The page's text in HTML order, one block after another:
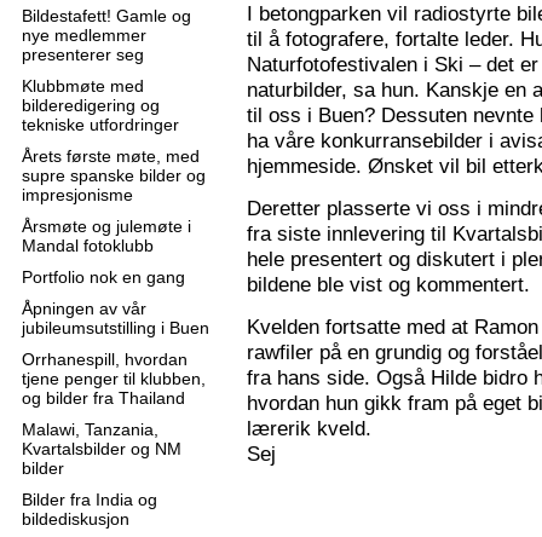
Bildestafett! Gamle og
nye medlemmer
presenterer seg
Klubbmøte med
bilderedigering og
tekniske utfordringer
Årets første møte, med
supre spanske bilder og
impresjonisme
Årsmøte og julemøte i
Mandal fotoklubb
Portfolio nok en gang
Åpningen av vår
jubileumsutstilling i Buen
Orrhanespill, hvordan
tjene penger til klubben,
og bilder fra Thailand
Malawi, Tanzania,
Kvartalsbilder og NM
bilder
Bilder fra India og
bildediskusjon
I betongparken vil radiostyrte
til å fotografere, fortalte leder.
Naturfotofestivalen i Ski – det
naturbilder, sa hun. Kanskje en
til oss i Buen? Dessuten
ha våre konkurransebilder i
hjemmeside. Ønsket vil bil
Deretter plasserte vi oss i
fra siste innlevering til
hele presentert og diskutert i
bildene ble vist og kommentert.
Kvelden fortsatte med at
rawfiler på en grundig og
fra hans side. Også Hilde bidro
hvordan hun gikk fram på eget
lærerik kveld.
Sej